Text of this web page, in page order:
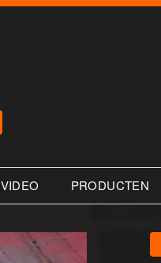
VIDEO PRODUCTEN